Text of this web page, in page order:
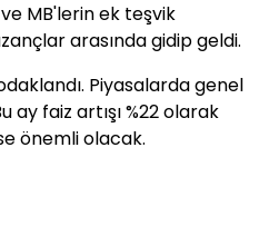
MB'lerin ek teşvik
arasında gidip geldi.
Piyasalarda genel
ay faiz artışı %22 olarak
önemli olacak.